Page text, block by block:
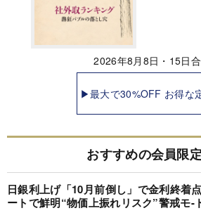
2026年8月8日・15日
▶最大で30%OFF お得な
おすすめの会員限
日銀利上げ「10月前倒し」で金利終着
ートで鮮明“物価上振れリスク”警戒モ-